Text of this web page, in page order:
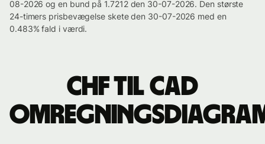
08-2026 og en bund på 1.7212 den 30-07-2026. Den største
24-timers prisbevægelse skete den 30-07-2026 med en
0.483% fald i værdi.
CHF til CAD